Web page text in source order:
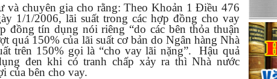
và chuyên gia cho rằng: Theo Khoản 1 Điều 476
1/1/2006, lãi suất trong các hợp đồng cho vay
đồng tín dụng nói riêng “do các bên thỏa thuận
quá 150% của lãi suất cơ bản do Ngân hàng Nhà
trên 150% gọi là “cho vay lãi nặng”. Hậu quả
đen khi có tranh chấp xảy ra thì Nhà nước
của bên cho vay.